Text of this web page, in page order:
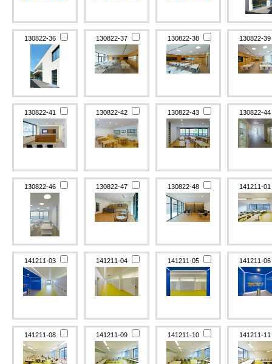
130822-36 130822-37 130822-38 130822-39
130822-41 130822-42 130822-43 130822-44
130822-46 130822-47 130822-48 141211-01
141211-03 141211-04 141211-05 141211-06
141211-08 141211-09 141211-10 141211-11